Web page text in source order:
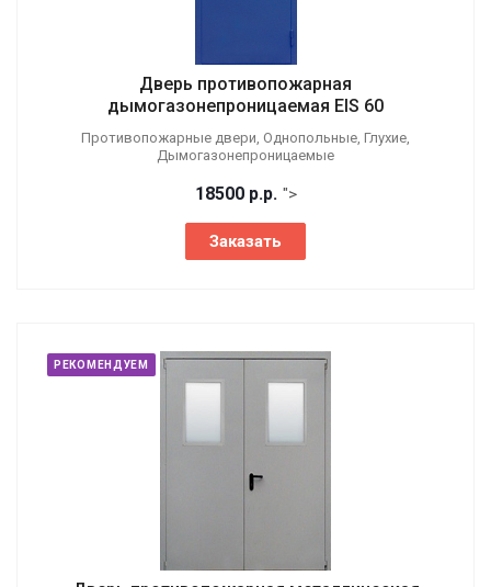
Дверь противопожарная
дымогазонепроницаемая EIS 60
Противопожарные двери, Однопольные, Глухие,
Дымогазонепроницаемые
18500 р.р. ">
Заказать
РЕКОМЕНДУЕМ